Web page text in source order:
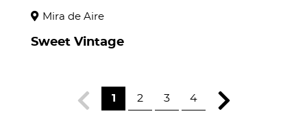
Mira de Aire
Sweet Vintage
1 2 3 4